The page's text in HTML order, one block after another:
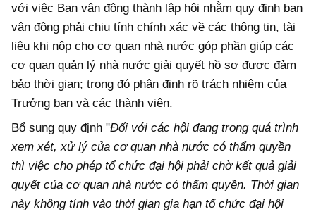
với việc Ban vận động thành lập hội nhằm quy định ban
vận động phải chịu tính chính xác về các thông tin, tài
liệu khi nộp cho cơ quan nhà nước góp phần giúp các
cơ quan quản lý nhà nước giải quyết hồ sơ được đảm
bảo thời gian; trong đó phân định rõ trách nhiệm của
Trưởng ban và các thành viên.
Bổ sung quy định "Đối với các hội đang trong quá trình
xem xét, xử lý của cơ quan nhà nước có thẩm quyền
thì việc cho phép tổ chức đại hội phải chờ kết quả giải
quyết của cơ quan nhà nước có thẩm quyền. Thời gian
này không tính vào thời gian gia hạn tổ chức đại hội